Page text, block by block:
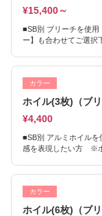
¥15,400～
■SB別 ブリーチを使
ー】も合わせてご選
カラー
ホイル(3枚)（ブリ
¥4,400
■SB別 アルミホイル
感を表現したい方 ※
カラー
ホイル(6枚)（ブリ